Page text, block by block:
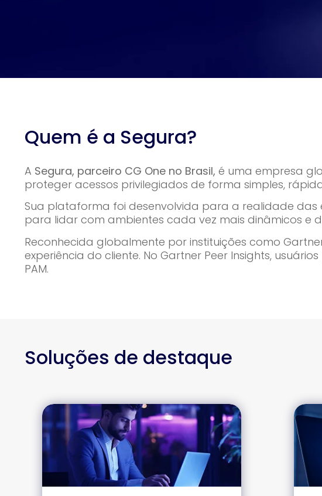
Quem é a Segura?
A Segura, parceiro CG One no Brasil, é uma empresa
proteger acessos privilegiados de forma simples,
Sua plataforma foi desenvolvida para a realidade das
para lidar com ambientes cada vez mais dinâmicos e
Reconhecida globalmente por instituições como
experiência do cliente. No Gartner Peer Insights,
PAM.
Soluções de destaque